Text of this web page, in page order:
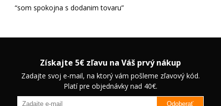
som spokojna s dodanim tovaru
Získajte 5€ zľavu na Váš prvý nákup
Zadajte svoj e-mail, na ktorý vám pošleme zľavový kód.
Platí pre objednávky nad 40€.
Odoberať